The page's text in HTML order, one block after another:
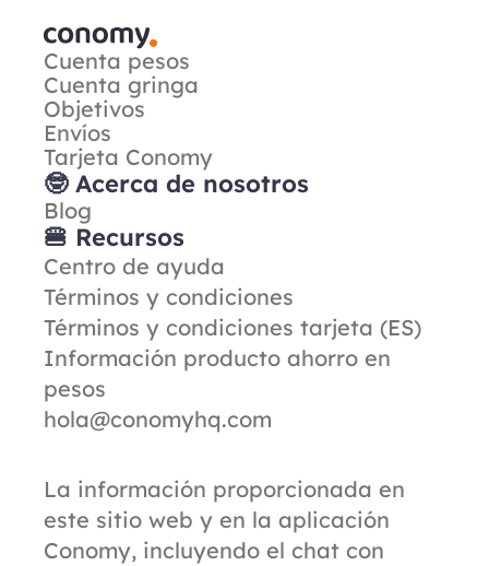
Cuenta pesos
Cuenta gringa
Objetivos
Envíos
Tarjeta Conomy
🤓 Acerca de nosotros
Blog
🍔 Recursos
Centro de ayuda
Términos y condiciones
Términos y condiciones tarjeta (ES)
Información producto ahorro en
pesos
hola@conomyhq.com
La información proporcionada en
este sitio web y en la aplicación
Conomy, incluyendo el chat con